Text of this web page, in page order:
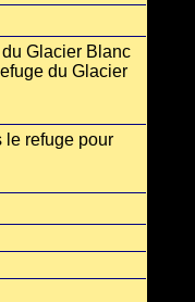
Glacier Blanc
du Glacier
le refuge pour